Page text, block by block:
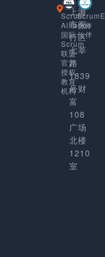
上海
市闵
行区
七莘
路
1839
号财
富
108
广场
北楼
1210
室
Scrum
Alliance
国际
Scrum
联盟
官方
授权
教育
机构
合作
伙伴